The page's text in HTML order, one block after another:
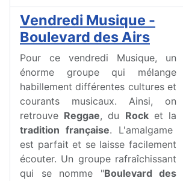
Vendredi Musique -
Boulevard des Airs
Pour ce vendredi Musique, un
énorme groupe qui mélange
habillement différentes cultures et
courants musicaux. Ainsi, on
retrouve Reggae, du Rocket la
tradition française. L'amalgame
est parfait et se laisse facilement
écouter. Un groupe rafraîchissant
qui se nomme "Boulevard des